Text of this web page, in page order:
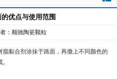
优点与使用范围
：顺驰陶瓷颗粒
黏合剂涂抹于路面，再撒上不同颜色的